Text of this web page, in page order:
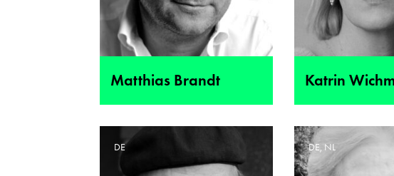
Matthias Brandt Katrin
DE DE, NL